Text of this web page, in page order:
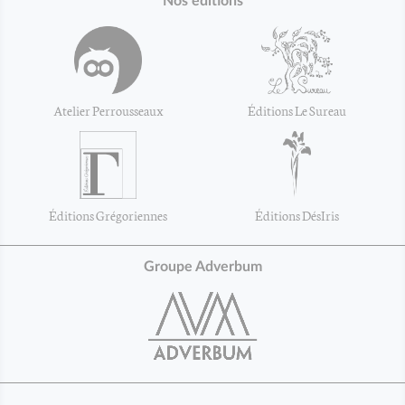
Atelier Perrousseaux Éditions Le Sureau
Éditions Grégoriennes Éditions DésIris
Groupe Adverbum